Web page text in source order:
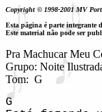
Copyright © 1998-2001 MV
Esta página é parte integrante
Este material não pode ser
Pra Machucar Meu
Grupo: Noite
Tom:  G
G